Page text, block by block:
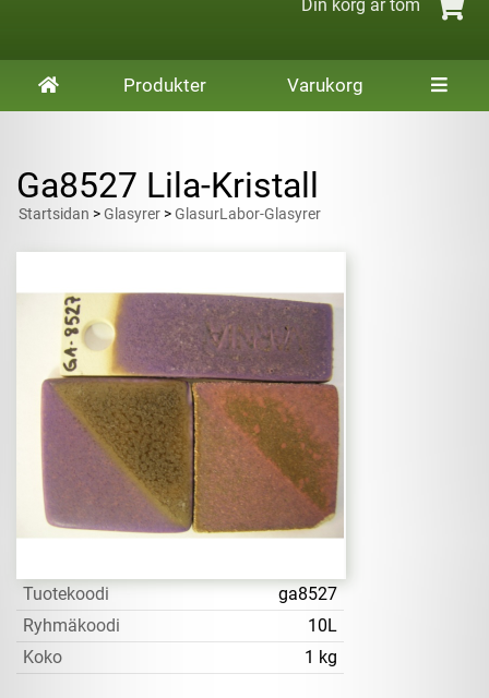
Din korg är tom
Produkter Varukorg
Ga8527 Lila-Kristall
Startsidan >Glasyrer >GlasurLabor-Glasyrer
Tuotekoodi
ga8527
Ryhmäkoodi
10L
Koko
1 kg